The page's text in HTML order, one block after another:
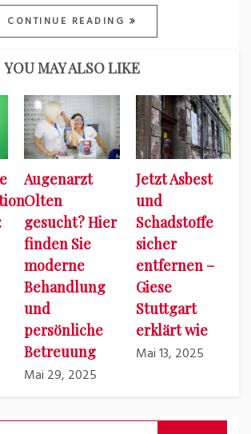
CONTINUE READING
YOU MAY ALSO LIKE
Augenarzt
Olten
gesucht? Hier
finden Sie
moderne
Behandlung
und
persönliche
Betreuung
Mai 29, 2025
Jetzt Asbest
und
Schadstoffe
sicher
entfernen –
Giese
Stuttgart
erklärt wie
Mai 13, 2025